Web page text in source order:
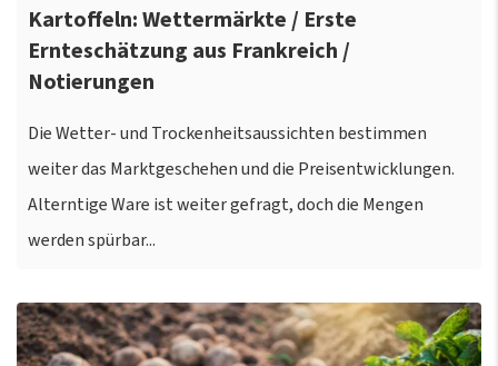
Kartoffeln: Wettermärkte / Erste
Ernteschätzung aus Frankreich /
Notierungen
Die Wetter- und Trockenheitsaussichten bestimmen
weiter das Marktgeschehen und die Preisentwicklungen.
Alterntige Ware ist weiter gefragt, doch die Mengen
werden spürbar...